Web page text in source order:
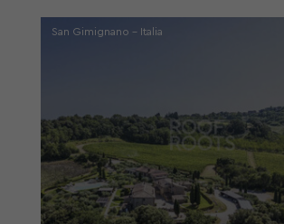
San Gimignano - Italia